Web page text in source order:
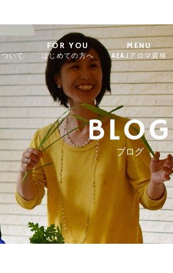
いて
FOR YOU
はじめての方へ
MENU
AEAJアロマ資格
BLOG
ブログ